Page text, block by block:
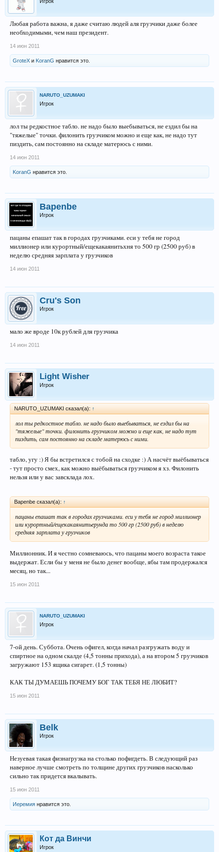
Любая работа важна, я даже считаю людей аля грузчики даже более
необходимыми, чем наш президент.
14 июн 2011
GroteX и KoranG нравится это.
NARUTO_UZUMAKI
Игрок
лол ты редкостное табло. не надо было выебываться, не ездил бы на
"тяжелые" точки. филонить грузчиком можно и еще как, не надо тут
пиздить, сам постоянно на складе матерюсь с ними.
14 июн 2011
KoranG нравится это.
Bapenbe
Игрок
пацаны епашат так в городах грузчиками. еси у тебя не город
миллионер или курортный/ещекакаянитьхня то 500 гр (2500 руб) в
неделю средняя зарплата у грузчиков
14 июн 2011
Cru's Son
Игрок
мало же вроде 10к рублей для грузчика
14 июн 2011
Light Wisher
Игрок
NARUTO_UZUMAKI сказал(а): ↑
лол ты редкостное табло. не надо было выебываться, не ездил бы на
"тяжелые" точки. филонить грузчиком можно и еще как, не надо тут
пиздить, сам постоянно на складе матерюсь с ними.
табло, угу :) Я бы встретился с тобой на сходке :) А насчёт выёбываться
- тут просто смех, как можно выёбываться грузчиком я хз. Филонить
нельзя или у вас завсклада лох.
Bapenbe сказал(а): ↑
пацаны епашат так в городах грузчиками. еси у тебя не город миллионер
или курортный/ещекакаянитьерунда то 500 гр (2500 руб) в неделю
средняя зарплата у грузчиков
Миллионник. И я честно сомневаюсь, что пацаны моего возраста такое
выдержат. Если бы у меня не было денег вообще, ябы там продержался
месяц, но так...
15 июн 2011
NARUTO_UZUMAKI
Игрок
7-ой день. Суббота. Очень офигел, когда начал разгружать воду и
спиртное на одном скалде (4,5 тонны прихода), а на втором 5 грузчиков
загружают 153 ящика сигарет. (1,5 тонны)
КАК ТЫ ДУМАЕШЬ ПОЧЕМУ БОГ ТАК ТЕБЯ НЕ ЛЮБИТ?
15 июн 2011
Belk
Игрок
Незуевая такая физнагрузка на столько пофигдеть. В следующий раз
наверное лучше смотреть по толщине других грузчиков насколько
сильно так придется вкалывать.
15 июн 2011
Иеремия нравится это.
Кот да Винчи
Игрок